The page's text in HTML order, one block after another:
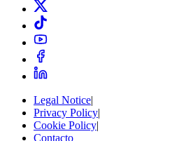
Legal Notice|
Privacy Policy|
Cookie Policy|
Contacto